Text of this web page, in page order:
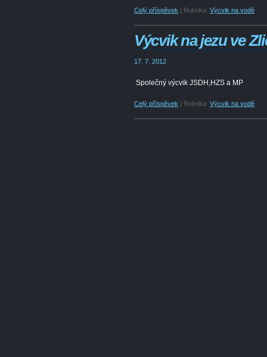
Celý příspěvek | Rubrika: Výcvik na vodě
Výcvik na jezu ve
17. 7. 2012
Společný výcvik JSDH,HZS a MP
Celý příspěvek | Rubrika: Výcvik na vodě